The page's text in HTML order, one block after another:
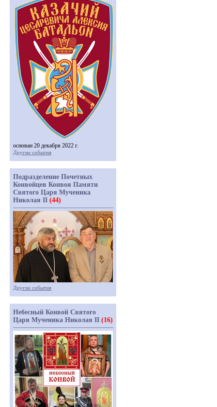
основан 20 декабря 2022 г.
Другие события
Подразделение Почетных
Конвойцев Конвоя Памяти
Святого Царя Мученика
Николая II (44)
Другие события
Небесный Конвой Святого
Царя Мученика Николая II (16)